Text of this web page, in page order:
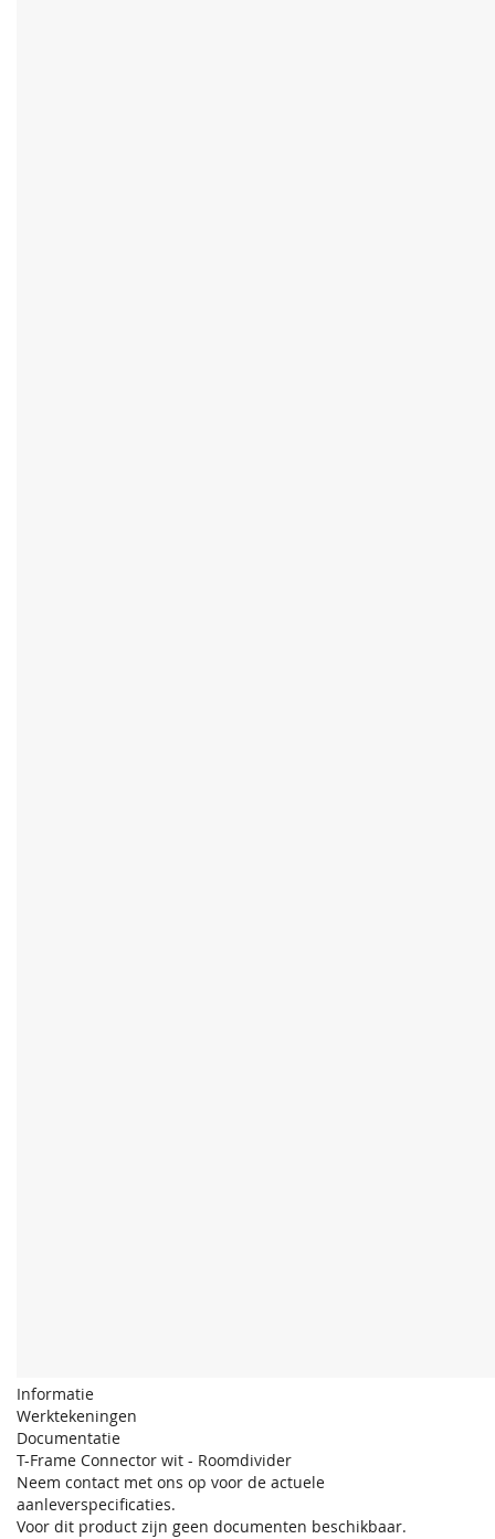
Informatie
Werktekeningen
Documentatie
T-Frame Connector wit - Roomdivider
Neem contact met ons op voor de actuele
aanleverspecificaties.
Voor dit product zijn geen documenten beschikbaar.